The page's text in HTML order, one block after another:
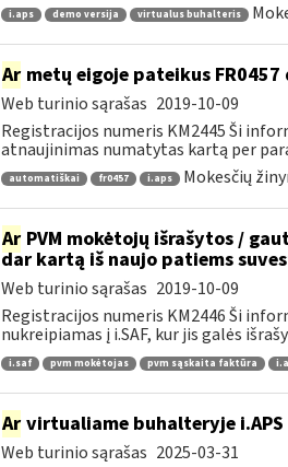
i.aps demo versija virtualus buhalteris
Armetų eigoje pateikus FR0457
Web turinio sąrašas 2019-10-09
Registracijos numeris KM2445 Ši
atnaujinimas numatytas kartą per
automatiškai fr0457 i.aps Mokesčių
ArPVM mokėtojų išrašytos /
dar kartą iš naujo patiems
Web turinio sąrašas 2019-10-09
Registracijos numeris KM2446 Ši
nukreipiamas į i.SAF, kur jis galės
i.saf pvm mokėtojas pvm sąskaita faktūra
Arvirtualiame buhalteryje
Web turinio sąrašas 2025-03-31